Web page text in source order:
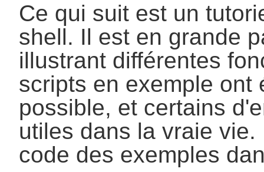
Ce qui suit est un
shell. Il est en grande
illustrant différentes
scripts en exemple ont
possible, et certains
utiles dans la vraie
code des exemples